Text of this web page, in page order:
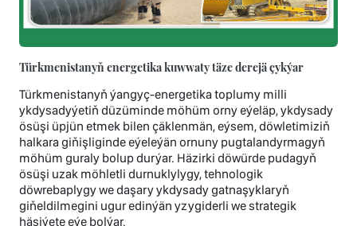
Türkmenistanyň energetika kuwwaty täze derejä çykýar
Türkmenistanyň ýangyç-energetika toplumy milli
ykdysadyýetiň düzüminde möhüm orny eýeläp, ykdysady
ösüşi üpjün etmek bilen çäklenmän, eýsem, döwletimiziň
halkara giňişliginde eýeleýän ornuny pugtalandyrmagyň
möhüm guraly bolup durýar. Häzirki döwürde pudagyň
ösüşi uzak möhletli durnuklylygy, tehnologik
döwrebaplygy we daşary ykdysady gatnaşyklaryň
giňeldilmegini ugur edinýän yzygiderli we strategik
häsiýete eýe bolýar.